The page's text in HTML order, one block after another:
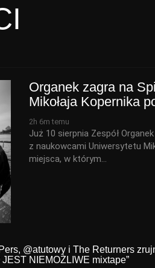
Organek zagra na
Mikołaja Kopernika
2h 6m temu
Już 10 sierpnia Zespół
z naukowcami Uniwersytetu
miejsca, w którym…
@atutowy i The Returners
NIEMOŻLIWE mixtape”